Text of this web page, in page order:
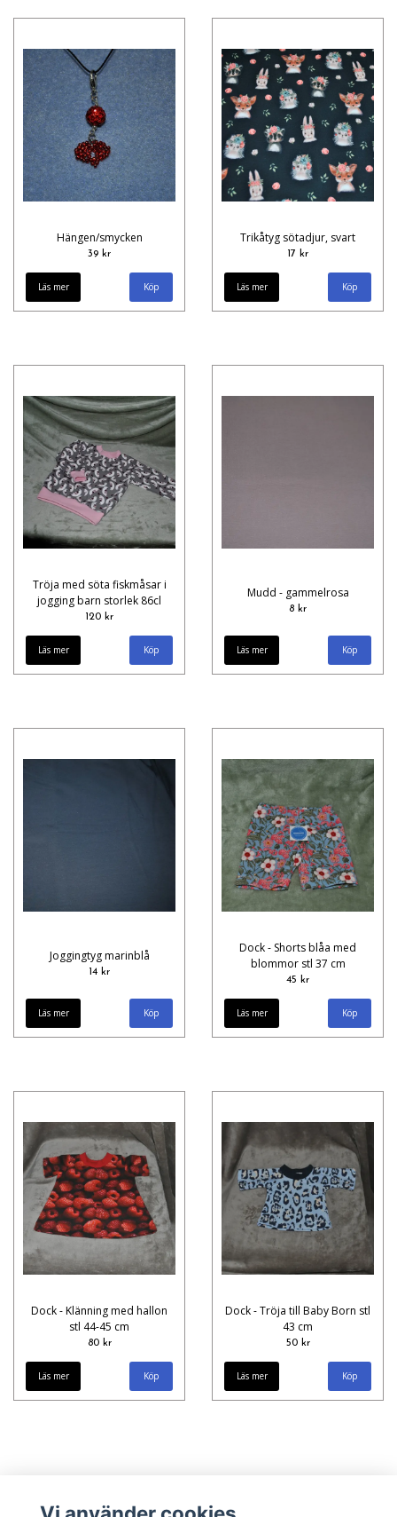
Hängen/smycken
39 kr
Läs mer
Trikåtyg sötadjur, svart
17 kr
Läs mer
Tröja med söta fiskmåsar i
jogging barn storlek 86cl
120 kr
Läs mer
Mudd - gammelrosa
8 kr
Läs mer
Joggingtyg marinblå
14 kr
Läs mer
Dock - Shorts blåa med
blommor stl 37 cm
45 kr
Läs mer
Dock - Klänning med hallon
stl 44-45 cm
80 kr
Läs mer
Dock - Tröja till Baby Born stl
43 cm
50 kr
Läs mer